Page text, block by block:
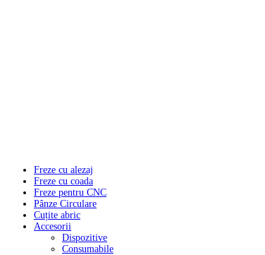
Freze cu alezaj
Freze cu coada
Freze pentru CNC
Pânze Circulare
Cuțite abric
Accesorii
Dispozitive
Consumabile